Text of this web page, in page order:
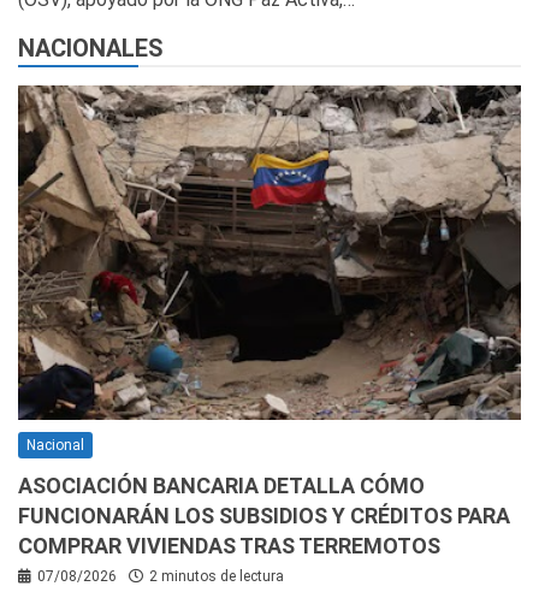
NACIONALES
Nacional
ASOCIACIÓN BANCARIA DETALLA CÓMO
FUNCIONARÁN LOS SUBSIDIOS Y CRÉDITOS PARA
COMPRAR VIVIENDAS TRAS TERREMOTOS
07/08/2026 2 minutos de lectura